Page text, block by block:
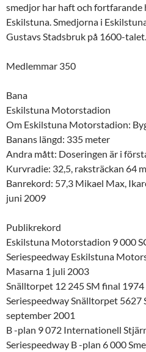
smedjor har haft och fortfarande
Eskilstuna. Smedjorna i
Gustavs Stadsbruk på 1600-talet.
Medlemmar 350
Bana
Eskilstuna Motorstadion
Om Eskilstuna Motorstadion:
Banans längd: 335 meter
Andra mått: Doseringen är i
Kurvradie: 32,5, raksträckan 64 m
Banrekord: 57,3 Mikael Max,
juni 2009
Publikrekord
Eskilstuna Motorstadion 9 000
Seriespeedway Eskilstuna
Masarna 1 juli 2003
Snälltorpet 12 245 SM final 1974
Seriespeedway Snälltorpet 5627
september 2001
B -plan 9 072 Internationell
Seriespeedway B -plan 6 000